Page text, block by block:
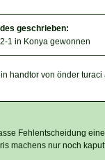
geschrieben:
1 in Konya gewonnen
handtor von önder turaci
Fehlentscheidung
machens nur noch